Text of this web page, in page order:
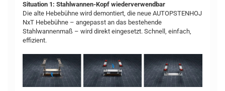
Situation 1: Stahlwannen-Kopf wiederverwendbar
Die alte Hebebühne wird demontiert, die neue AUTOPSTENHOJ
NxT Hebebühne – angepasst an das bestehende
Stahlwannenmaß – wird direkt eingesetzt. Schnell, einfach,
effizient.